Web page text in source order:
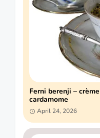
Ferni berenji –
cardamome
April 24, 2026